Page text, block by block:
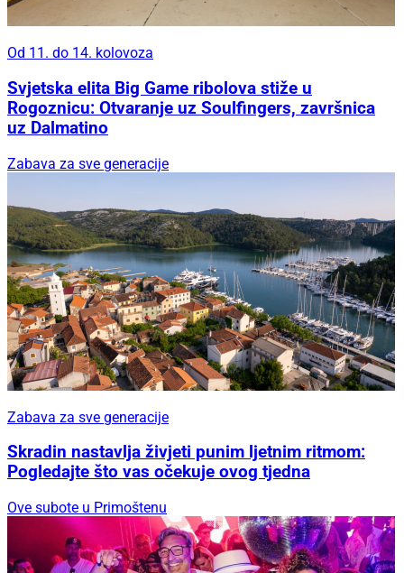
Od 11. do 14. kolovoza
Svjetska elita Big Game ribolova stiže u
Rogoznicu: Otvaranje uz Soulfingers, završnica
uz Dalmatino
Zabava za sve generacije
Zabava za sve generacije
Skradin nastavlja živjeti punim ljetnim ritmom:
Pogledajte što vas očekuje ovog tjedna
Ove subote u Primoštenu